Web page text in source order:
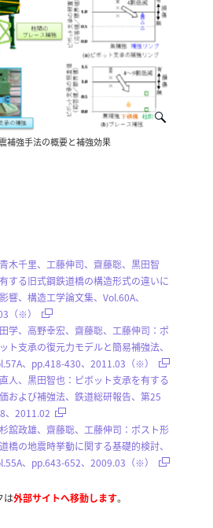
補強手法の概要と補強効果
木千里、工藤伸司、齋藤聡、黒田智
する旧式鋼鉄道橋の構造形式の違いに
響、構造工学論文集、Vol.60A、
（※）
学、高野幸宏、齋藤聡、工藤伸司：ポ
ト支承の復元力モデルと簡易補強法、
、pp.418-430、2011.03（※）
人、黒田智也：ピボット支承を有する
および補強法、鉄道総研報告、第25
、2011.02
舘政雄、齋藤聡、工藤伸司：ポスト形
橋の地震時挙動に関する基礎的検討、
、pp.643-652、2009.03（※）
は外部サイトへ移動します。